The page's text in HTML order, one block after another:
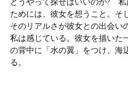
ためには、彼女を想うこと。そ
そのリアルさが彼女との出会い
私は感じている。彼女を描いた
の背中に「水の翼」をつけ、海
る。